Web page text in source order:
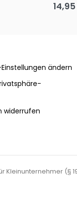
14,95
ändern
widerrufen
(§